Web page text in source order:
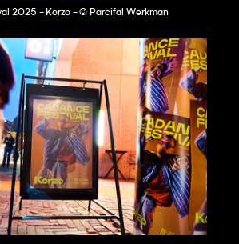
2025 - Korzo - © Parcifal Werkman